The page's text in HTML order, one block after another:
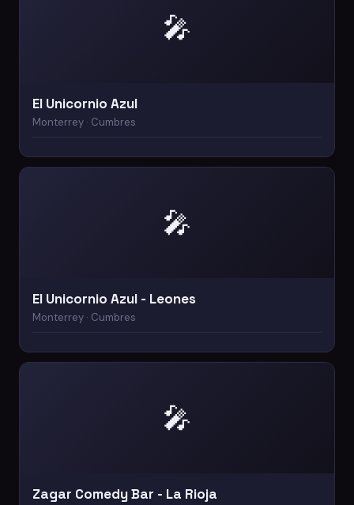
🎤
El Unicornio Azul
Monterrey · Cumbres
🎤
El Unicornio Azul - Leones
Monterrey · Cumbres
🎤
Zagar Comedy Bar - La Rioja